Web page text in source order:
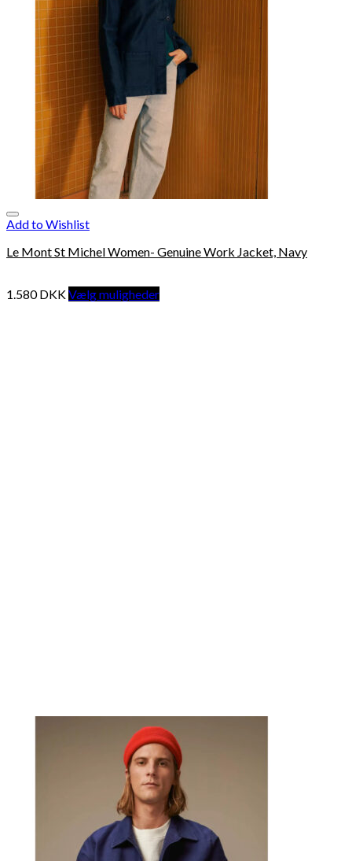
Add to Wishlist
Le Mont St Michel Women- Genuine Work Jacket, Navy
1.580DKKVælg muligheder